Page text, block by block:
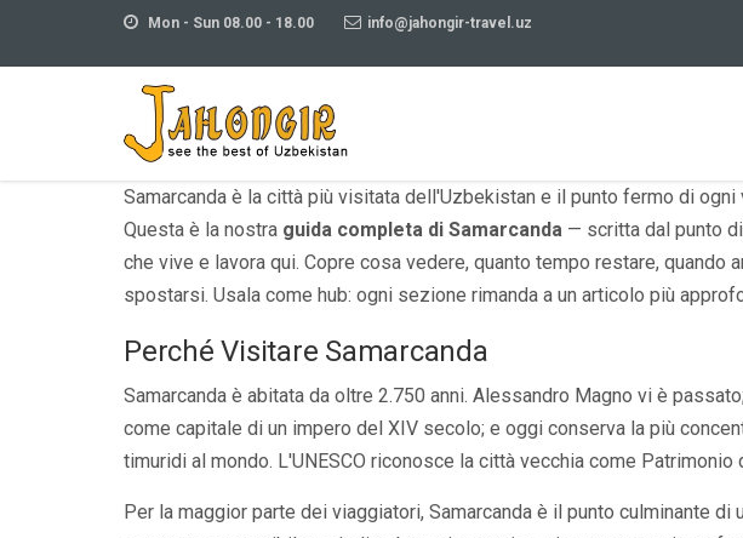
Mon - Sun 08.00 - 18.00 info@jahongir-travel.uz
Samarcanda è la città più visitata dell'Uzbekistan e il punto fermo di ogni
Questa è la nostra guida completa di Samarcanda — scritta dal punto
che vive e lavora qui. Copre cosa vedere, quanto tempo restare, quando
spostarsi. Usala come hub: ogni sezione rimanda a un articolo più
Perché Visitare Samarcanda
Samarcanda è abitata da oltre 2.750 anni. Alessandro Magno vi è
come capitale di un impero del XIV secolo; e oggi conserva la più
timuridi al mondo. L'UNESCO riconosce la città vecchia come Patrimonio
Per la maggior parte dei viaggiatori, Samarcanda è il punto culminante di